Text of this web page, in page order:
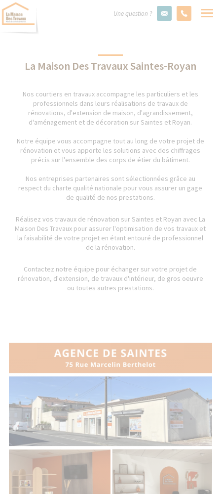
Une question ?
La Maison Des Travaux Saintes-Royan
Nos courtiers en travaux accompagne les particuliers et les
professionnels dans leurs réalisations de travaux de
rénovations, d'extension de maison, d'agrandissement,
d'aménagement et de décoration sur Saintes et Royan.
Notre équipe vous accompagne tout au long de votre projet de
rénovation et vous apporte les solutions avec des chiffrages
précis sur l'ensemble des corps de étier du bâtiment.
Nos entreprises partenaires sont sélectionnées grâce au
respect du charte qualité nationale pour vous assurer un gage
de qualité de nos prestations.
Réalisez vos travaux de rénovation sur Saintes et Royan avec La
Maison Des Travaux pour assurer l'optimisation de vos travaux et
la faisabilité de votre projet en étant entouré de professionnel
de la rénovation.
Contactez notre équipe pour échanger sur votre projet de
rénovation, d'extension, de travaux d'intérieur, de gros oeuvre
ou toutes autres prestations.